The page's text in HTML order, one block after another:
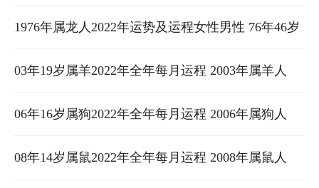
2004
2022年运势及运程女性男性 78年属马2022年财运
1976年属龙人2022年运势及运程女性男性 76年46岁
属龙2022年全年每月运程 1976年属龙的人2022年的
运势及运程
03年19岁属羊2022年全年每月运程 2003年属羊人
2022年运势及运程女性男性 03羊2022年运势
06年16岁属狗2022年全年每月运程 2006年属狗人
2022年运势及运程女性男性 2006年属狗2024年学业
08年14岁属鼠2022年全年每月运程 2008年属鼠人